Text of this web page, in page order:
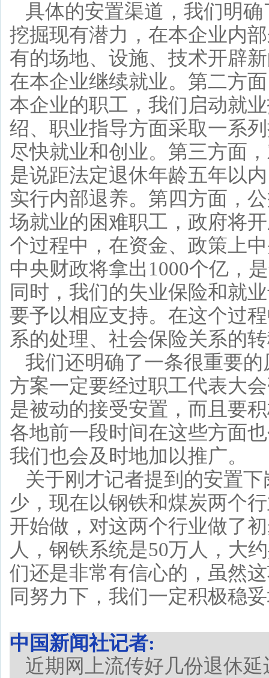
具体的安置渠道，我们明
挖掘现有潜力，在本企业内
有的场地、设施、技术开辟
在本企业继续就业。第二方
本企业的职工，我们启动就
绍、职业指导方面采取一系
尽快就业和创业。第三方面
是说距法定退休年龄五年以
实行内部退养。第四方面，
场就业的困难职工，政府将
个过程中，在资金、政策上
中央财政将拿出1000个亿，
同时，我们的失业保险和就
要予以相应支持。在这个过
系的处理、社会保险关系的
我们还明确了一条很重要
方案一定要经过职工代表大
是被动的接受安置，而且要
各地前一段时间在这些方面
我们也会及时地加以推广。
关于刚才记者提到的安置
少，现在以钢铁和煤炭两个
开始做，对这两个行业做了
人，钢铁系统是50万人，大
们还是非常有信心的，虽然
同努力下，我们一定积极稳
中国新闻社记者:
近期网上流传好几份退休